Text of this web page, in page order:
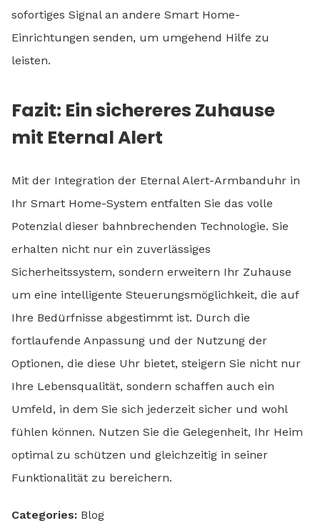
sofortiges Signal an andere Smart Home-
Einrichtungen senden, um umgehend Hilfe zu
leisten.
Fazit: Ein sichereres Zuhause
mit Eternal Alert
Mit der Integration der Eternal Alert-Armbanduhr in
Ihr Smart Home-System entfalten Sie das volle
Potenzial dieser bahnbrechenden Technologie. Sie
erhalten nicht nur ein zuverlässiges
Sicherheitssystem, sondern erweitern Ihr Zuhause
um eine intelligente Steuerungsmöglichkeit, die auf
Ihre Bedürfnisse abgestimmt ist. Durch die
fortlaufende Anpassung und der Nutzung der
Optionen, die diese Uhr bietet, steigern Sie nicht nur
Ihre Lebensqualität, sondern schaffen auch ein
Umfeld, in dem Sie sich jederzeit sicher und wohl
fühlen können. Nutzen Sie die Gelegenheit, Ihr Heim
optimal zu schützen und gleichzeitig in seiner
Funktionalität zu bereichern.
Categories: Blog